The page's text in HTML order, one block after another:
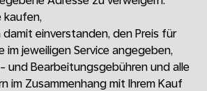
kaufen,
damit einverstanden, den Preis für
im jeweiligen Service angegeben,
und Bearbeitungsgebühren und alle
im Zusammenhang mit Ihrem Kauf